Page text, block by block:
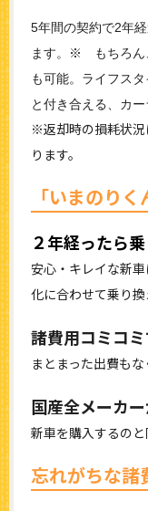
5年間の契約で2年
ます。※ もちろん
も可能。ライフス
と付き合える、カ
※返却時の損耗状況
ります。
「いまのり
２年経ったら
安心・キレイな新
化に合わせて乗り換
諸費用コミコ
まとまった出費もな
国産全メーカ
新車を購入するのと
忘れがちな諸